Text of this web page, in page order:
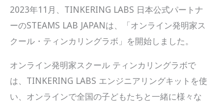
2023年11月、TINKERING LABS 日本公式パートナ
ーのSTEAMS LAB JAPANは、「オンライン発明家ス
クール・ティンカリングラボ」を開始しました。
オンライン発明家スクール ティンカリングラボで
は、TINKERING LABS エンジニアリングキットを使
い、オンラインで全国の子どもたちと一緒に様々な